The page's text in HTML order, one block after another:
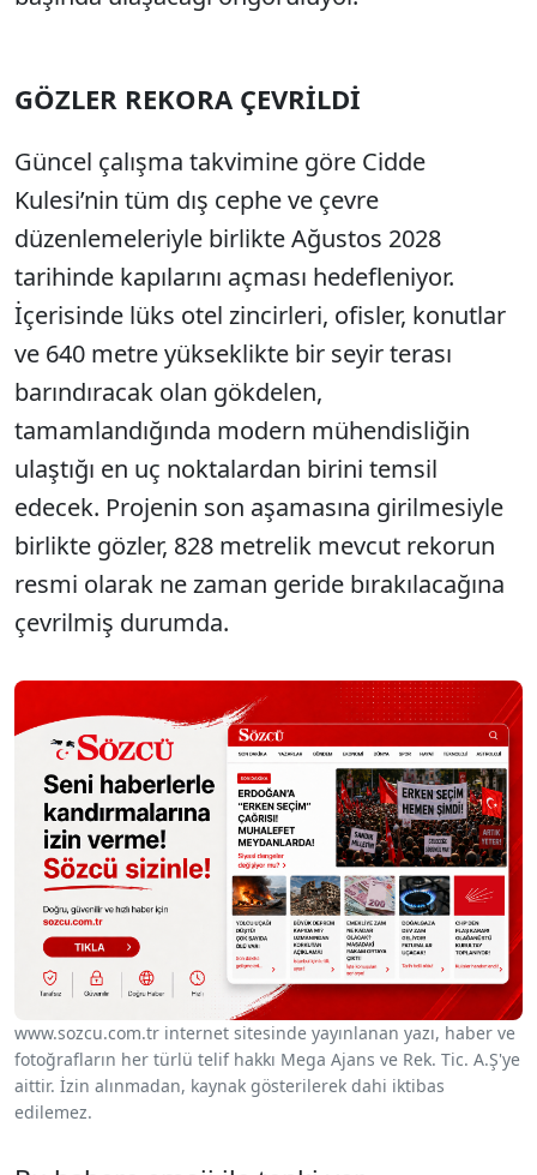
GÖZLER REKORA ÇEVRİLDİ
Güncel çalışma takvimine göre Cidde
Kulesi’nin tüm dış cephe ve çevre
düzenlemeleriyle birlikte Ağustos 2028
tarihinde kapılarını açması hedefleniyor.
İçerisinde lüks otel zincirleri, ofisler, konutlar
ve 640 metre yükseklikte bir seyir terası
barındıracak olan gökdelen,
tamamlandığında modern mühendisliğin
ulaştığı en uç noktalardan birini temsil
edecek. Projenin son aşamasına girilmesiyle
birlikte gözler, 828 metrelik mevcut rekorun
resmi olarak ne zaman geride bırakılacağına
çevrilmiş durumda.
www.sozcu.com.tr internet sitesinde yayınlanan yazı, haber ve
fotoğrafların her türlü telif hakkı Mega Ajans ve Rek. Tic. A.Ş'ye
aittir. İzin alınmadan, kaynak gösterilerek dahi iktibas
edilemez.